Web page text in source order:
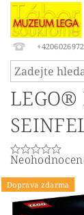
LEGO®
Doprava zdarma